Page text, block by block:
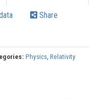
Share
Physics, Relativity